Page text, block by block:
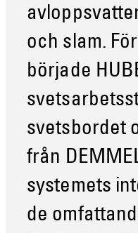
och slam.
började
svetsbordet
från
systemets
de